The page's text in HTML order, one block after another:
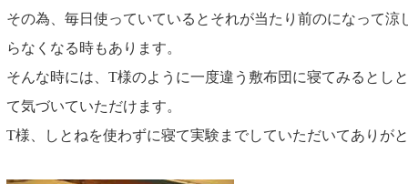
その為、毎日使っていているとそれが当たり前のになって涼
らなくなる時もあります。
そんな時には、T様のように一度違う敷布団に寝てみるとし
て気づいていただけます。
T様、しとねを使わずに寝て実験までしていただいてありが